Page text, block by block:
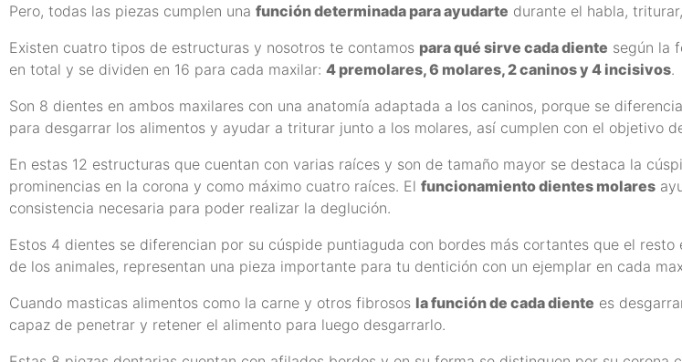
Pero, todas las piezas cumplen una función determinada para ayudarte durante el habla,
Existen cuatro tipos de estructuras y nosotros te contamos para qué sirve cada diente según la
en total y se dividen en 16 para cada maxilar: 4 premolares, 6 molares, 2 caninos y 4 incisivos.
Son 8 dientes en ambos maxilares con una anatomía adaptada a los caninos, porque se
para desgarrar los alimentos y ayudar a triturar junto a los molares, así cumplen con el objetivo
En estas 12 estructuras que cuentan con varias raíces y son de tamaño mayor se destaca la
prominencias en la corona y como máximo cuatro raíces. El funcionamiento dientes molares
consistencia necesaria para poder realizar la deglución.
Estos 4 dientes se diferencian por su cúspide puntiaguda con bordes más cortantes que el
de los animales, representan una pieza importante para tu dentición con un ejemplar en cada
Cuando masticas alimentos como la carne y otros fibrosos la función de cada diente es
capaz de penetrar y retener el alimento para luego desgarrarlo.